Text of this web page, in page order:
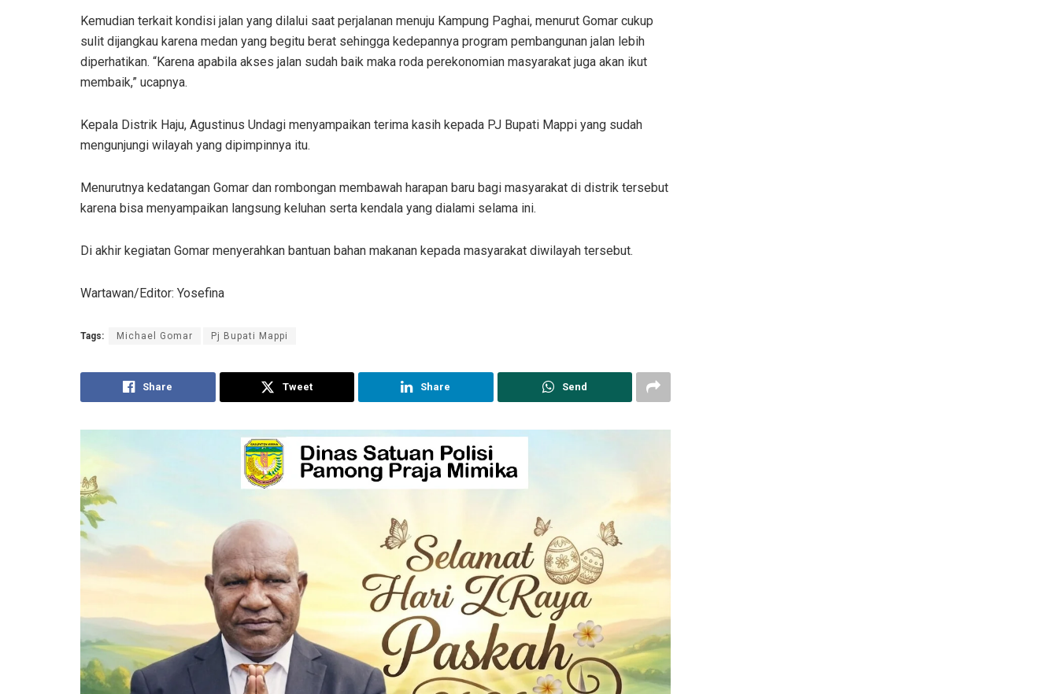
Kemudian terkait kondisi jalan yang dilalui saat perjalanan menuju Kampung Paghai, menurut Gomar cukup
sulit dijangkau karena medan yang begitu berat sehingga kedepannya program pembangunan jalan lebih
diperhatikan. “Karena apabila akses jalan sudah baik maka roda perekonomian masyarakat juga akan ikut
membaik,” ucapnya.
Kepala Distrik Haju, Agustinus Undagi menyampaikan terima kasih kepada PJ Bupati Mappi yang sudah
mengunjungi wilayah yang dipimpinnya itu.
Menurutnya kedatangan Gomar dan rombongan membawah harapan baru bagi masyarakat di distrik tersebut
karena bisa menyampaikan langsung keluhan serta kendala yang dialami selama ini.
Di akhir kegiatan Gomar menyerahkan bantuan bahan makanan kepada masyarakat diwilayah tersebut.
Wartawan/Editor: Yosefina
Tags: Michael Gomar Pj Bupati Mappi
Share Tweet Share Send